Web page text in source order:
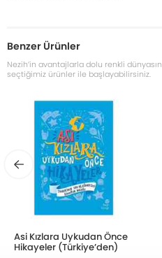
Benzer Ürünler
Nezih’in avantajlarla dolu renkli
seçtiğimiz ürünler ile başlayabilirsiniz.
Asi Kızlara Uykudan Önce
Hikayeler (Türkiye’den)